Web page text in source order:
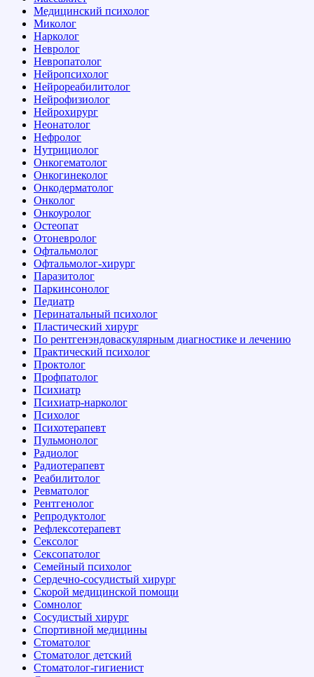
Медицинский психолог
Миколог
Нарколог
Невролог
Невропатолог
Нейропсихолог
Нейрореабилитолог
Нейрофизиолог
Нейрохирург
Неонатолог
Нефролог
Нутрициолог
Онкогематолог
Онкогинеколог
Онкодерматолог
Онколог
Онкоуролог
Остеопат
Отоневролог
Офтальмолог
Офтальмолог-хирург
Паразитолог
Паркинсонолог
Педиатр
Перинатальный психолог
Пластический хирург
По рентгенэндоваскулярным диагностике и лечению
Практический психолог
Проктолог
Профпатолог
Психиатр
Психиатр-нарколог
Психолог
Психотерапевт
Пульмонолог
Радиолог
Радиотерапевт
Реабилитолог
Ревматолог
Рентгенолог
Репродуктолог
Рефлексотерапевт
Сексолог
Сексопатолог
Семейный психолог
Сердечно-сосудистый хирург
Скорой медицинской помощи
Сомнолог
Сосудистый хирург
Спортивной медицины
Стоматолог
Стоматолог детский
Стоматолог-гигиенист